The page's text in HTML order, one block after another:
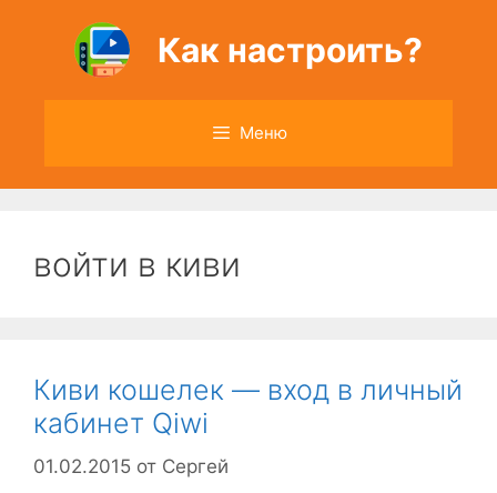
содержимому
Как настроить?
Меню
войти в киви
Киви кошелек — вход в личный
кабинет Qiwi
01.02.2015 от Сергей